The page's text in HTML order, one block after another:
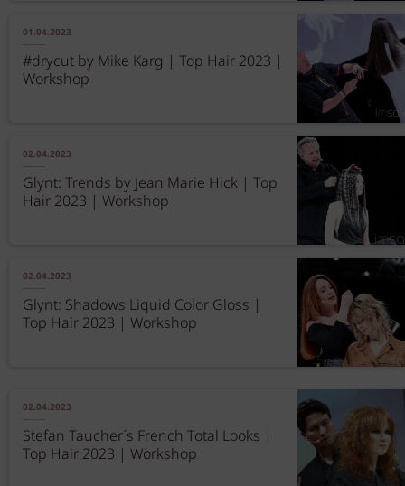
01.04.2023
#drycut by Mike Karg | Top Hair 2023 |
Workshop
02.04.2023
Glynt: Trends by Jean Marie Hick | Top
Hair 2023 | Workshop
02.04.2023
Glynt: Shadows Liquid Color Gloss |
Top Hair 2023 | Workshop
02.04.2023
Stefan Taucher´s French Total Looks |
Top Hair 2023 | Workshop